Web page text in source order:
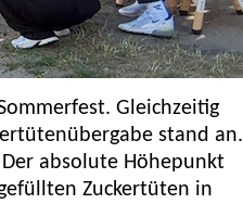
Gleichzeitig
stand an.
absolute Höhepunkt
Zuckertüten in